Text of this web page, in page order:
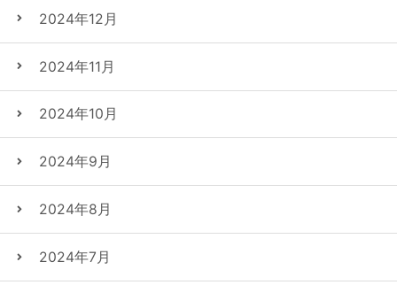
2024年12月
2024年11月
2024年10月
2024年9月
2024年8月
2024年7月